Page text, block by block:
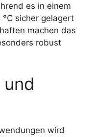
es in einem
sicher gelagert
machen das
robust
wird